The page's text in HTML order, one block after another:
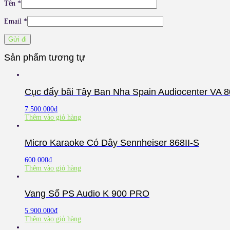
Tên *
Email *
Sản phẩm tương tự
Cục đẩy bãi Tây Ban Nha Spain Audiocenter VA
7.500.000₫
Thêm vào giỏ hàng
Micro Karaoke Có Dây Sennheiser 868II-S
600.000₫
Thêm vào giỏ hàng
Vang Số PS Audio K 900 PRO
5.900.000₫
Thêm vào giỏ hàng